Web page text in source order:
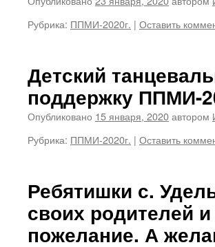
Рубрика: ППМИ-2020г. | Оставить
Детский
поддержку ППМИ-
Опубликовано 15 января, 2020автором
Рубрика: ППМИ-2020г. | Оставить
Ребятишки с.
своих родителей
пожелание. А